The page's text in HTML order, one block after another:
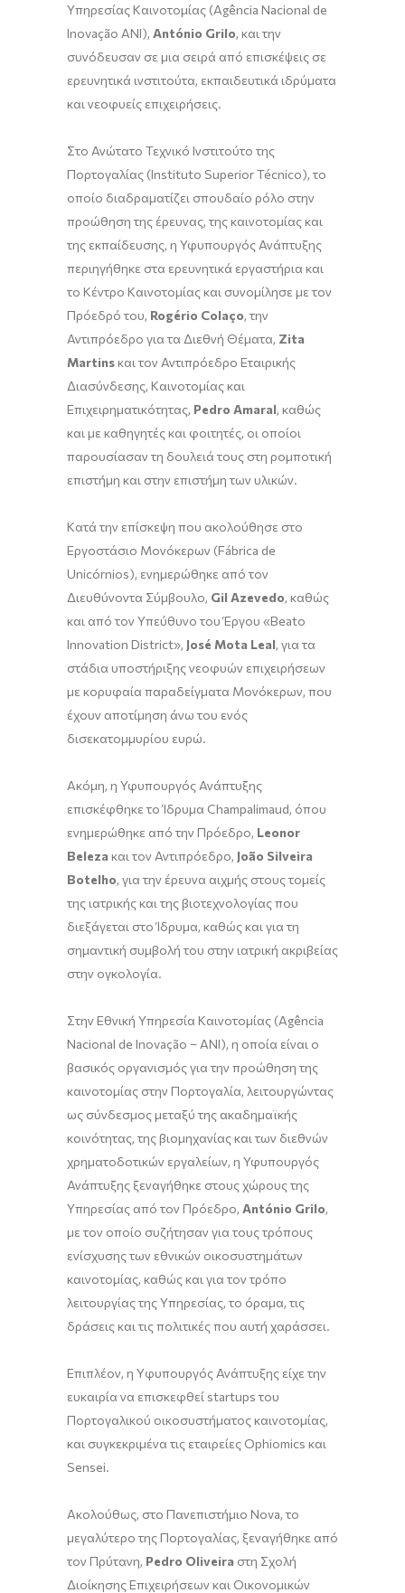
Υπηρεσίας Καινοτομίας (Agência Nacional de
Inovação ANI), António Grilo, και την
συνόδευσαν σε μια σειρά από επισκέψεις σε
ερευνητικά ινστιτούτα, εκπαιδευτικά ιδρύματα
και νεοφυείς επιχειρήσεις.
Στο Ανώτατο Τεχνικό Ινστιτούτο της
Πορτογαλίας (Instituto Superior Técnico), το
οποίο διαδραματίζει σπουδαίο ρόλο στην
προώθηση της έρευνας, της καινοτομίας και
της εκπαίδευσης, η Υφυπουργός Ανάπτυξης
περιηγήθηκε στα ερευνητικά εργαστήρια και
το Κέντρο Καινοτομίας και συνομίλησε με τον
Πρόεδρό του, Rogério Colaço, την
Αντιπρόεδρο για τα Διεθνή Θέματα, Zita
Martinsκαι τον Αντιπρόεδρο Εταιρικής
Διασύνδεσης, Καινοτομίας και
Επιχειρηματικότητας, Pedro Amaral, καθώς
και με καθηγητές και φοιτητές, οι οποίοι
παρουσίασαν τη δουλειά τους στη ρομποτική
επιστήμη και στην επιστήμη των υλικών.
Κατά την επίσκεψη που ακολούθησε στο
Εργοστάσιο Μονόκερων (Fábrica de
Unicórnios), ενημερώθηκε από τον
Διευθύνοντα Σύμβουλο, Gil Azevedo, καθώς
και από τον Υπεύθυνο του Έργου «Beato
Innovation District», José Mota Leal, για τα
στάδια υποστήριξης νεοφυών επιχειρήσεων
με κορυφαία παραδείγματα Μονόκερων, που
έχουν αποτίμηση άνω του ενός
δισεκατομμυρίου ευρώ.
Ακόμη, η Υφυπουργός Ανάπτυξης
επισκέφθηκε το Ίδρυμα Champalimaud, όπου
ενημερώθηκε από την Πρόεδρο, Leonor
Beleza και τον Αντιπρόεδρο, João Silveira
Botelho, για την έρευνα αιχμής στους τομείς
της ιατρικής και της βιοτεχνολογίας που
διεξάγεται στο Ίδρυμα, καθώς και για τη
σημαντική συμβολή του στην ιατρική ακριβείας
στην ογκολογία.
Στην Εθνική Υπηρεσία Καινοτομίας (Agência
Nacional de Inovação – ANI), η οποία είναι ο
βασικός οργανισμός για την προώθηση της
καινοτομίας στην Πορτογαλία, λειτουργώντας
ως σύνδεσμος μεταξύ της ακαδημαϊκής
κοινότητας, της βιομηχανίας και των διεθνών
χρηματοδοτικών εργαλείων, η Υφυπουργός
Ανάπτυξης ξεναγήθηκε στους χώρους της
Υπηρεσίας από τον Πρόεδρο, António Grilo,
με τον οποίο συζήτησαν για τους τρόπους
ενίσχυσης των εθνικών οικοσυστημάτων
καινοτομίας, καθώς και για τον τρόπο
λειτουργίας της Υπηρεσίας, το όραμα, τις
δράσεις και τις πολιτικές που αυτή χαράσσει.
Επιπλέον, η Yφυπουργός Ανάπτυξης είχε την
ευκαιρία να επισκεφθεί startups του
Πορτογαλικού οικοσυστήματος καινοτομίας,
και συγκεκριμένα τις εταιρείες Ophiomics και
Sensei.
Ακολούθως, στο Πανεπιστήμιο Nova, το
μεγαλύτερο της Πορτογαλίας, ξεναγήθηκε από
τον Πρύτανη, Pedro Oliveira στη Σχολή
Διοίκησης Επιχειρήσεων και Οικονομικών